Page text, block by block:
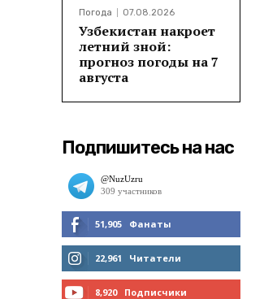
Погода 07.08.2026
Узбекистан накроет
летний зной:
прогноз погоды на 7
августа
Подпишитесь на нас
51,905 Фанаты
МНЕ НРАВИТСЯ
22,961 Читатели
8,920 Подписчики